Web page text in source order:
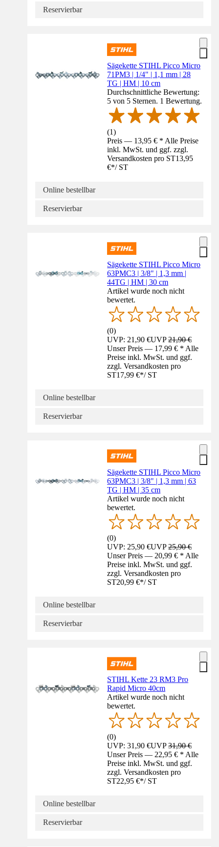
Reservierbar
Sägekette STIHL Picco Micro
71PM3 | 1/4" | 1,1 mm | 28
TG | HM | 10 cm
Durchschnittliche Bewertung:
5 von 5 Sternen. 1 Bewertung.
(1)
Preis — 13,95 € * Alle Preise
inkl. MwSt. und ggf. zzgl.
Versandkosten pro ST13,95
€*/ ST
Online bestellbar
Reservierbar
Sägekette STIHL Picco Micro
63PMC3 | 3/8" | 1,3 mm |
44TG | HM | 30 cm
Artikel wurde noch nicht
bewertet.
(0)
UVP: 21,90 €UVP21,90 €
Unser Preis — 17,99 € * Alle
Preise inkl. MwSt. und ggf.
zzgl. Versandkosten pro
ST17,99 €*/ ST
Online bestellbar
Reservierbar
Sägekette STIHL Picco Micro
63PMC3 | 3/8" | 1,3 mm | 63
TG | HM | 35 cm
Artikel wurde noch nicht
bewertet.
(0)
UVP: 25,90 €UVP25,90 €
Unser Preis — 20,99 € * Alle
Preise inkl. MwSt. und ggf.
zzgl. Versandkosten pro
ST20,99 €*/ ST
Online bestellbar
Reservierbar
STIHL Kette 23 RM3 Pro
Rapid Micro 40cm
Artikel wurde noch nicht
bewertet.
(0)
UVP: 31,90 €UVP31,90 €
Unser Preis — 22,95 € * Alle
Preise inkl. MwSt. und ggf.
zzgl. Versandkosten pro
ST22,95 €*/ ST
Online bestellbar
Reservierbar